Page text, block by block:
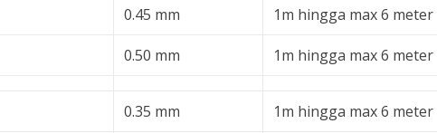
0.45 mm 1m hingga max 6 meter
0.50 mm 1m hingga max 6 meter
0.35 mm 1m hingga max 6 meter